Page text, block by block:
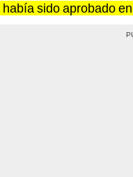
sido aprobado